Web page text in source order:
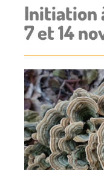
Initiation
7 et 14